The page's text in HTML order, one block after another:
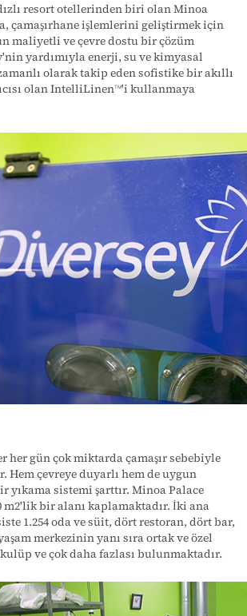
resort otellerinden biri olan Minoa
çamaşırhane işlemlerini geliştirmek için
maliyetli ve çevre dostu bir çözüm
yardımıyla enerji, su ve kimyasal
olarak takip eden sofistike bir akıllı
olan IntelliLinenTM'i kullanmaya
her gün çok miktarda çamaşır sebebiyle
çevreye duyarlı hem de uygun
sistemi şarttır. Minoa Palace
m2'lik bir alanı kaplamaktadır. İki ana
1.254 oda ve süit, dört restoran, dört bar,
merkezinin yanı sıra ortak ve özel
ve çok daha fazlası bulunmaktadır.